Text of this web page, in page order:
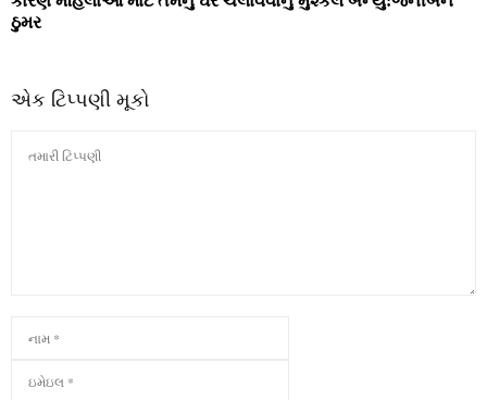
ઠુમર
એક ટિપ્પણી મૂકો